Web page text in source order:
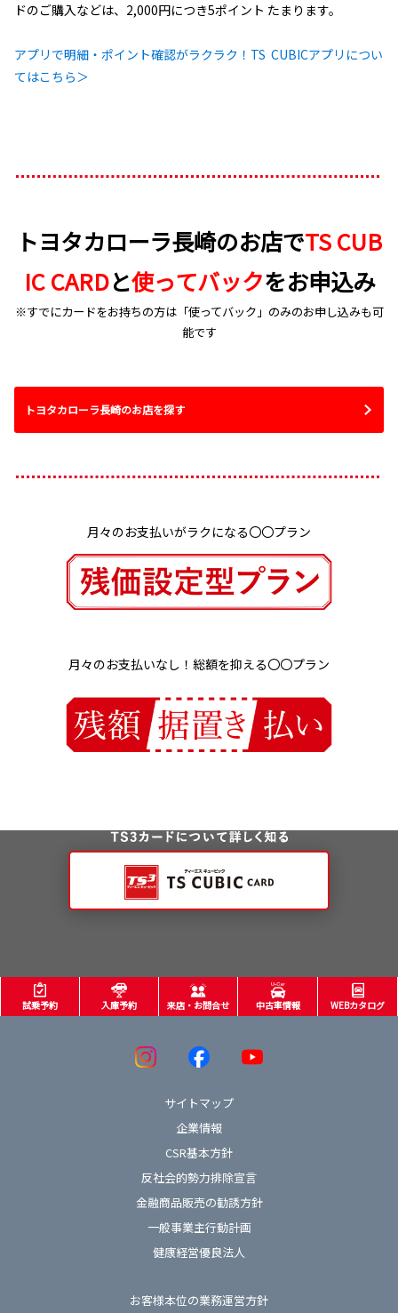
ドのご購入などは、2,000円につき5ポイント たまります。
アプリで明細・ポイント確認がラクラク！TS CUBICアプリについ
てはこちら＞
トヨタカローラ長崎のお店でTS CUB
IC CARDと使ってバックをお申込み
※すでにカードをお持ちの方は「使ってバック」のみのお申し込みも可
能です
トヨタカローラ長崎のお店を探す
月々のお支払いがラクになる〇〇プラン
月々のお支払いなし！総額を抑える〇〇プラン
試乗予約 入庫予約 来店・お問合せ 中古車情報 WEBカタログ
サイトマップ
企業情報
CSR基本方針
反社会的勢力排除宣言
金融商品販売の勧誘方針
一般事業主行動計画
健康経営優良法人
お客様本位の業務運営方針